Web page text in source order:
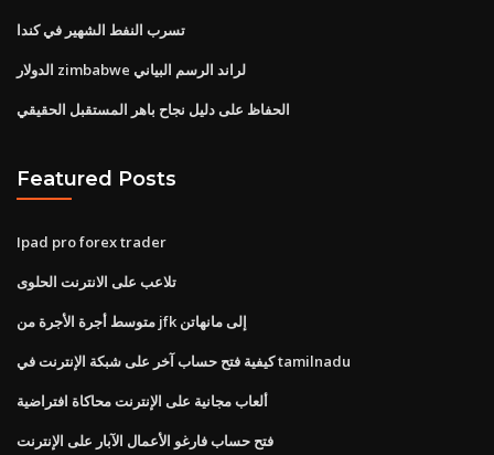
تسرب النفط الشهير في كندا
الدولار zimbabwe لراند الرسم البياني
الحفاظ على دليل نجاح باهر المستقبل الحقيقي
Featured Posts
Ipad pro forex trader
تلاعب على الانترنت الحلوى
متوسط ​​أجرة الأجرة من jfk إلى مانهاتن
كيفية فتح حساب آخر على شبكة الإنترنت في tamilnadu
ألعاب مجانية على الإنترنت محاكاة افتراضية
فتح حساب فارغو الأعمال الآبار على الإنترنت